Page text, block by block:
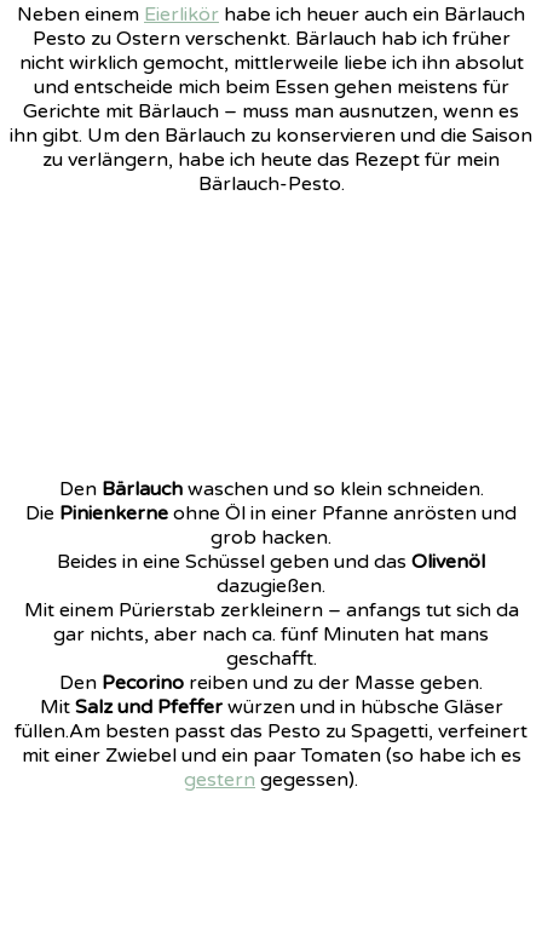
Neben einem Eierlikör habe ich heuer auch ein Bärlauch
Pesto zu Ostern verschenkt. Bärlauch hab ich früher
nicht wirklich gemocht, mittlerweile liebe ich ihn absolut
und entscheide mich beim Essen gehen meistens für
Gerichte mit Bärlauch – muss man ausnutzen, wenn es
ihn gibt. Um den Bärlauch zu konservieren und die Saison
zu verlängern, habe ich heute das Rezept für mein
Bärlauch-Pesto.
Den Bärlauch waschen und so klein schneiden.
Die Pinienkerne ohne Öl in einer Pfanne anrösten und
grob hacken.
Beides in eine Schüssel geben und das Olivenöl
dazugießen.
Mit einem Pürierstab zerkleinern – anfangs tut sich da
gar nichts, aber nach ca. fünf Minuten hat mans
geschafft.
Den Pecorino reiben und zu der Masse geben.
Mit Salz und Pfefferwürzen und in hübsche Gläser
füllen.Am besten passt das Pesto zu Spagetti, verfeinert
mit einer Zwiebel und ein paar Tomaten (so habe ich es
gestern gegessen).